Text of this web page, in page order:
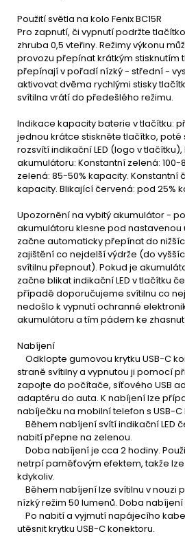
Použití světla na kolo Fenix BC15R
Pro zapnutí, či vypnutí podržte
zhruba 0,5 vteřiny. Režimy výkonu
provozu přepínat krátkým stisknutím
přepínají v pořadí nízký - střední -
aktivovat dvěma rychlými stisky
svítilna vrátí do předešlého režimu.
Indikace kapacity baterie v tlačítku:
jednou krátce stiskněte tlačítko, poté
rozsvítí indikační LED (logo v
akumulátoru: Konstantní zelená: 100-
zelená: 85-50% kapacity. Konstantní
kapacity. Blikající červená: pod 25%
Upozornění na vybitý akumulátor -
akumulátoru klesne pod nastavenou
začne automaticky přepínat do
zajištění co nejdelší výdrže (do
svítilnu přepnout). Pokud je
začne blikat indikační LED v tlačítku
případě doporučujeme svítilnu co
nedošlo k vypnutí ochranné
akumulátoru a tím pádem ke
Nabíjení
Odklopte gumovou krytku USB-C
straně svítilny a vypnutou ji pomocí
zapojte do počítače, síťového USB
adaptéru do auta. K nabíjení lze
nabíječku na mobilní telefon s USB-
Během nabíjení svítí indikační LED
nabití přepne na zelenou.
Doba nabíjení je cca 2 hodiny.
netrpí paměťovým efektem, takže
kdykoliv.
Během nabíjení lze svítilnu v nouzi
nízký režim 50 lumenů. Doba
Po nabití a vyjmutí napájecího
utěsnit krytku USB-C konektoru.